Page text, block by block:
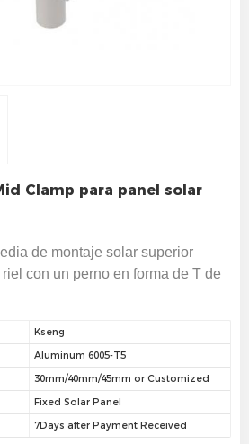
Clamp para panel solar
de montaje solar superior
con un perno en forma de T de
Kseng
Aluminum 6005-T5
30mm/40mm/45mm or Customized
Fixed Solar Panel
7Days after Payment Received